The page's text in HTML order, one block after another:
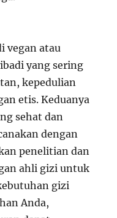
vegan atau
yang sering
kepedulian
etis. Keduanya
sehat dan
dengan
penelitian dan
ahli gizi untuk
gizi
Anda,